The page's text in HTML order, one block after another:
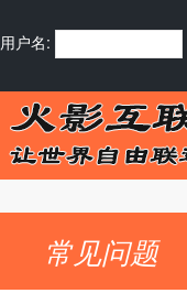
用户名:
常见问题